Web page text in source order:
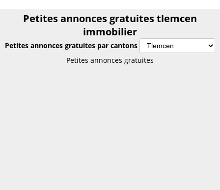
Petites annonces gratuites tlemcen
immobilier
Petites annonces gratuites par cantons
Petites annonces gratuites tlemcen
Petites annonces gratuites